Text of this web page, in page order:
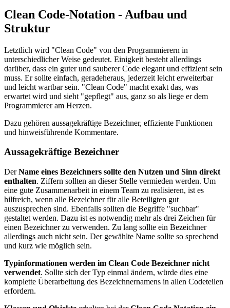
Clean Code-Notation - Aufbau und
Struktur
Letztlich wird "Clean Code" von den Programmierern in
unterschiedlicher Weise gedeutet. Einigkeit besteht allerdings
darüber, dass ein guter und sauberer Code elegant und effizient sein
muss. Er sollte einfach, geradeheraus, jederzeit leicht erweiterbar
und leicht wartbar sein. "Clean Code" macht exakt das, was
erwartet wird und sieht "gepflegt" aus, ganz so als liege er dem
Programmierer am Herzen.
Dazu gehören aussagekräftige Bezeichner, effiziente Funktionen
und hinweisführende Kommentare.
Aussagekräftige Bezeichner
DerName eines Bezeichners sollte den Nutzen und Sinn direkt
enthalten. Ziffern sollten an dieser Stelle vermieden werden. Um
eine gute Zusammenarbeit in einem Team zu realisieren, ist es
hilfreich, wenn alle Bezeichner für alle Beteiligten gut
auszusprechen sind. Ebenfalls sollten die Begriffe "suchbar"
gestaltet werden. Dazu ist es notwendig mehr als drei Zeichen für
einen Bezeichner zu verwenden. Zu lang sollte ein Bezeichner
allerdings auch nicht sein. Der gewählte Name sollte so sprechend
und kurz wie möglich sein.
Typinformationen werden im Clean Code Bezeichner nicht
verwendet. Sollte sich der Typ einmal ändern, würde dies eine
komplette Überarbeitung des Bezeichnernamens in allen Codeteilen
erfordern.